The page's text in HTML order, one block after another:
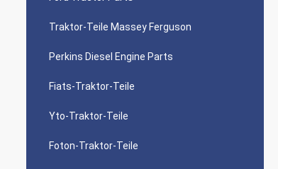
Traktor-Teile Massey Ferguson
Perkins Diesel Engine Parts
Fiats-Traktor-Teile
Yto-Traktor-Teile
Foton-Traktor-Teile